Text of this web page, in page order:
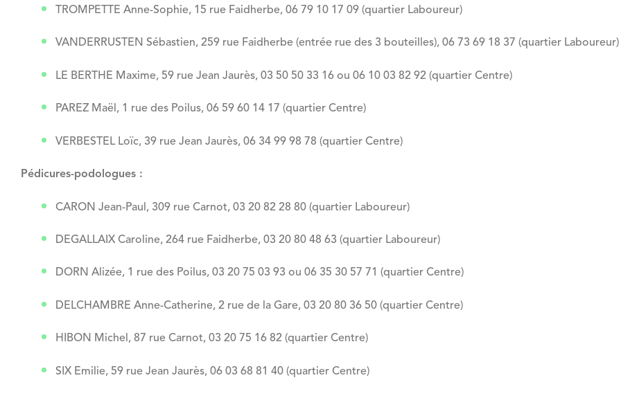
TROMPETTE Anne-Sophie, 15 rue Faidherbe, 06 79 10 17 09 (quartier Laboureur)
VANDERRUSTEN Sébastien, 259 rue Faidherbe (entrée rue des 3 bouteilles), 06 73 69 18 37 (quartier Laboureur)
LE BERTHE Maxime, 59 rue Jean Jaurès, 03 50 50 33 16 ou 06 10 03 82 92 (quartier Centre)
PAREZ Maël, 1 rue des Poilus, 06 59 60 14 17 (quartier Centre)
VERBESTEL Loïc, 39 rue Jean Jaurès, 06 34 99 98 78 (quartier Centre)
Pédicures-podologues :
CARON Jean-Paul, 309 rue Carnot, 03 20 82 28 80 (quartier Laboureur)
DEGALLAIX Caroline, 264 rue Faidherbe, 03 20 80 48 63 (quartier Laboureur)
DORN Alizée, 1 rue des Poilus, 03 20 75 03 93 ou 06 35 30 57 71 (quartier Centre)
DELCHAMBRE Anne-Catherine, 2 rue de la Gare, 03 20 80 36 50 (quartier Centre)
HIBON Michel, 87 rue Carnot, 03 20 75 16 82 (quartier Centre)
SIX Emilie, 59 rue Jean Jaurès, 06 03 68 81 40 (quartier Centre)